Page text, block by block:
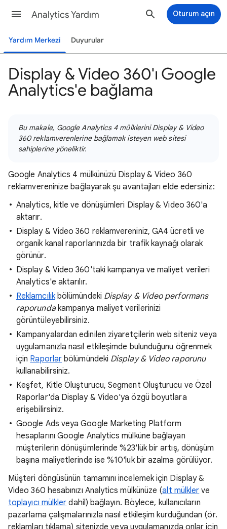
Analytics Yardım Oturum açın
Yardım Merkezi Duyurular
Display & Video 360'ı Google
Analytics'e bağlama
Bu makale, Google Analytics 4 mülklerini Display & Video
360 reklamverenlerine bağlamak isteyen web sitesi
sahiplerine yöneliktir.
Google Analytics 4 mülkünüzü Display & Video 360
reklamvereninize bağlayarak şu avantajları elde edersiniz:
Analytics, kitle ve dönüşümleri Display & Video 360'a
aktarır.
Display & Video 360 reklamvereniniz, GA4 ücretli ve
organik kanal raporlarınızda bir trafik kaynağı olarak
görünür.
Display & Video 360'taki kampanya ve maliyet verileri
Analytics'e aktarılır.
Reklamcılıkbölümündeki Display & Video performans
raporundakampanya maliyet verilerinizi
görüntüleyebilirsiniz.
Kampanyalardan edinilen ziyaretçilerin web siteniz veya
uygulamanızla nasıl etkileşimde bulunduğunu öğrenmek
için Raporlar bölümündeki Display & Video raporunu
kullanabilirsiniz.
Keşfet, Kitle Oluşturucu, Segment Oluşturucu ve Özel
Raporlar'da Display & Video'ya özgü boyutlara
erişebilirsiniz.
Google Ads veya Google Marketing Platform
hesaplarını Google Analytics mülküne bağlayan
müşterilerin dönüşümlerinde %23'lük bir artış, dönüşüm
başına maliyetlerinde ise %10'luk bir azalma görülüyor.
Müşteri döngüsünün tamamını incelemek için Display &
Video 360 hesabınızı Analytics mülkünüze (alt mülkler ve
toplayıcı mülkler dahil) bağlayın. Böylece, kullanıcıların
pazarlama çalışmalarınızla nasıl etkileşim kurduğundan (ör.
reklamları tıklama) sitenizde veya uygulamanızda onlar için